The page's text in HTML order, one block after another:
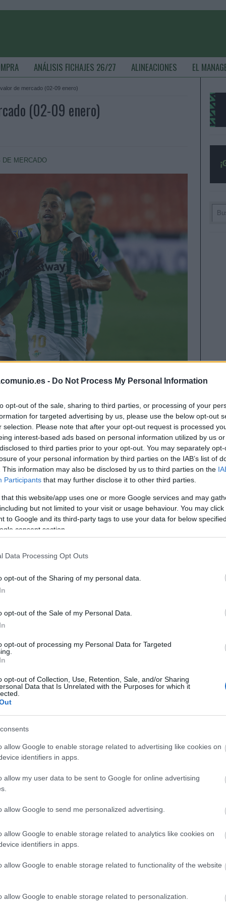
- Do Not Process My Personal Information
opt-out of the sale, sharing to third parties, or processing of your
for targeted advertising by us, please use the below opt-out
selection. Please note that after your opt-out request is processed
interest-based ads based on personal information utilized by us
to third parties prior to your opt-out. You may separately
of your personal information by third parties on the IAB’s list of
This information may also be disclosed by us to third parties on the
Participants that may further disclose it to other third parties.
that this website/app uses one or more Google services and may
but not limited to your visit or usage behaviour. You may
to Google and its third-party tags to use your data for below
consent section.
Data Processing Opt Outs
opt-out of the Sharing of my personal data.
opt-out of the Sale of my Personal Data.
opt-out of processing my Personal Data for Targeted
opt-out of Collection, Use, Retention, Sale, and/or Sharing
Data that Is Unrelated with the Purposes for which it
allow Google to enable storage related to advertising like cookies on
identifiers in apps.
allow my user data to be sent to Google for online advertising
allow Google to send me personalized advertising.
allow Google to enable storage related to analytics like cookies on
identifiers in apps.
allow Google to enable storage related to functionality of the website
allow Google to enable storage related to personalization.
ANÁLISIS FICHAJES 26/27 ALINEACIONES EL
de mercado (02-09 enero)
(02-09 enero)
DE MERCADO
total en la última semana. Estos han sido los
Canales, la principal subida.
7.150.000, subida últimos 7 días:
en la banda izquierda y sus números están
partidos ha repartido 4 asistencias y sumado
fuerte por hacerse con sus servicios, de ahí su
días.
19.620.000, subida últimos 7 días:
capacidad para marcar goles, asistir, realizar
En sus últimos cuatro partidos lleva 4 goles y
esta semana y roza otra vez los 20 millones.
acorde a sus valoraciones en